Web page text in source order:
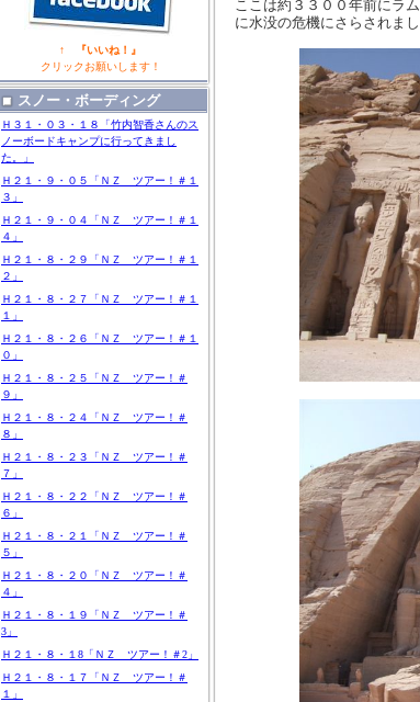
↑ 『いいね！』
クリックお願いします！
スノー・ボーディング
Ｈ３１・０３・１８「竹内智香さんのス
ノーボードキャンプに行ってきまし
た。」
Ｈ２１・９・０５「ＮＺ ツアー！＃１
３」
Ｈ２１・９・０４「ＮＺ ツアー！＃１
４」
Ｈ２１・８・２９「ＮＺ ツアー！＃１
２」
Ｈ２１・８・２７「ＮＺ ツアー！＃１
１」
Ｈ２１・８・２６「ＮＺ ツアー！＃１
０」
Ｈ２１・８・２５「ＮＺ ツアー！＃
９」
Ｈ２１・８・２４「ＮＺ ツアー！＃
８」
Ｈ２１・８・２３「ＮＺ ツアー！＃
７」
Ｈ２１・８・２２「ＮＺ ツアー！＃
６」
Ｈ２１・８・２１「ＮＺ ツアー！＃
５」
Ｈ２１・８・２０「ＮＺ ツアー！＃
４」
Ｈ２１・８・１９「ＮＺ ツアー！＃
3」
Ｈ２１・８・１8「ＮＺ ツアー！＃2」
Ｈ２１・８・１７「ＮＺ ツアー！＃
１」
ここは約３３００年前にラ
に水没の危機にさらされま